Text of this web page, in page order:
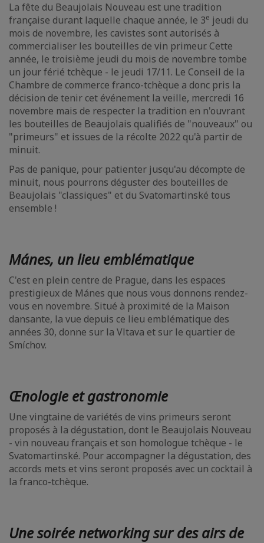
La fête du Beaujolais Nouveau est une tradition
française durant laquelle chaque année, le 3e jeudi du
mois de novembre, les cavistes sont autorisés à
commercialiser les bouteilles de vin primeur. Cette
année, le troisième jeudi du mois de novembre tombe
un jour férié tchèque - le jeudi 17/11. Le Conseil de la
Chambre de commerce franco-tchèque a donc pris la
décision de tenir cet événement la veille, mercredi 16
novembre mais de respecter la tradition en n'ouvrant
les bouteilles de Beaujolais qualifiés de "nouveaux" ou
"primeurs" et issues de la récolte 2022 qu'à partir de
minuit.
Pas de panique, pour patienter jusqu'au décompte de
minuit, nous pourrons déguster des bouteilles de
Beaujolais "classiques" et du Svatomartinské tous
ensemble !
Mánes, un lieu emblématique
C'est en plein centre de Prague, dans les espaces
prestigieux de Mánes que nous vous donnons rendez-
vous en novembre. Situé à proximité de la Maison
dansante, la vue depuis ce lieu emblématique des
années 30, donne sur la Vltava et sur le quartier de
Smíchov.
Œnologie et gastronomie
Une vingtaine de variétés de vins primeurs seront
proposés à la dégustation, dont le Beaujolais Nouveau
- vin nouveau français et son homologue tchèque - le
Svatomartinské. Pour accompagner la dégustation, des
accords mets et vins seront proposés avec un cocktail à
la franco-tchèque.
Une soirée networking sur des airs de